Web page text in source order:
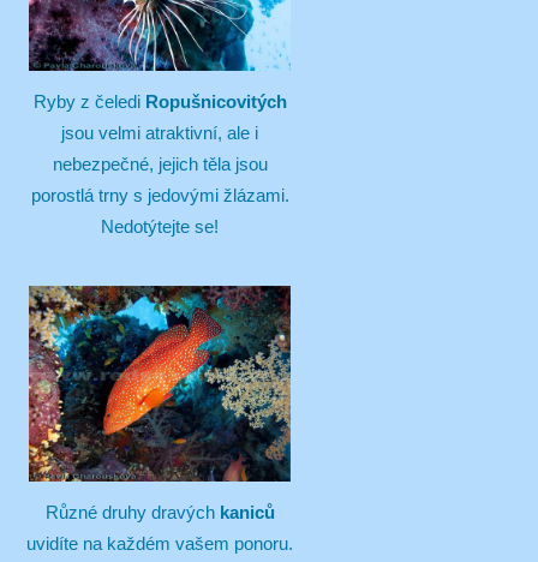
Ryby z čeledi Ropušnicovitých
jsou velmi atraktivní, ale i
nebezpečné, jejich těla jsou
porostlá trny s jedovými žlázami.
Nedotýtejte se!
Různé druhy dravých kaniců
uvidíte na každém vašem ponoru.